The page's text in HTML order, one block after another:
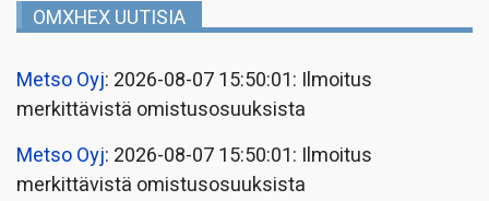
OMXHEX UUTISIA
Metso Oyj: 2026-08-07 15:50:01: Ilmoitus
merkittävistä omistusosuuksista
Metso Oyj: 2026-08-07 15:50:01: Ilmoitus
merkittävistä omistusosuuksista